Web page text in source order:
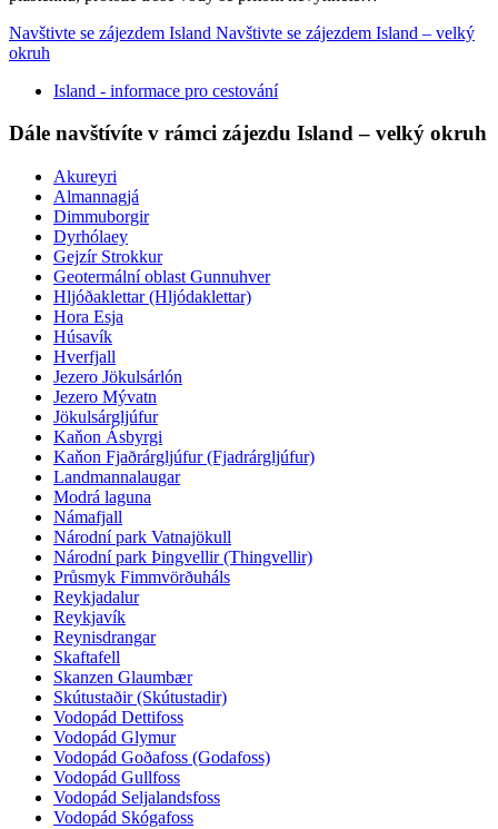
Navštivte se zájezdem Island Navštivte se zájezdem Island – velký
okruh
Island - informace pro cestování
Dále navštívíte v rámci zájezdu Island – velký okruh
Akureyri
Almannagjá
Dimmuborgir
Dyrhólaey
Gejzír Strokkur
Geotermální oblast Gunnuhver
Hljóðaklettar (Hljódaklettar)
Hora Esja
Húsavík
Hverfjall
Jezero Jökulsárlón
Jezero Mývatn
Jökulsárgljúfur
Kaňon Ásbyrgi
Kaňon Fjaðrárgljúfur (Fjadrárgljúfur)
Landmannalaugar
Modrá laguna
Námafjall
Národní park Vatnajökull
Národní park Þingvellir (Thingvellir)
Průsmyk Fimmvörðuháls
Reykjadalur
Reykjavík
Reynisdrangar
Skaftafell
Skanzen Glaumbær
Skútustaðir (Skútustadir)
Vodopád Dettifoss
Vodopád Glymur
Vodopád Goðafoss (Godafoss)
Vodopád Gullfoss
Vodopád Seljalandsfoss
Vodopád Skógafoss